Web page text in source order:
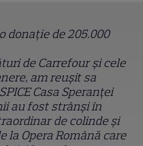
donație de 205.000
de Carrefour și cele
am reușit sa
Casa Speranței
au fost strânși în
de colinde și
la Opera Română care